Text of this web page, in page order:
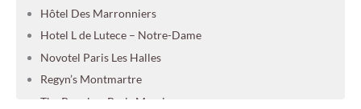
Hôtel Des Marronniers
Hotel L de Lutece – Notre-Dame
Novotel Paris Les Halles
Regyn’s Montmartre
The People – Paris Marais